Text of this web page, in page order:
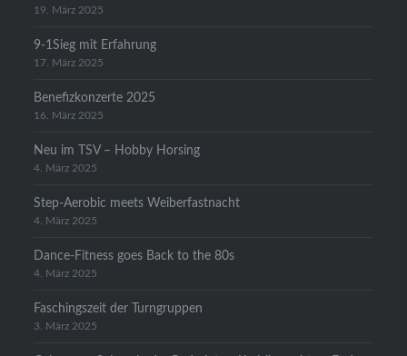
19. März 2025
9-1Sieg mit Erfahrung
17. März 2025
Benefizkonzerte 2025
16. März 2025
Neu im TSV – Hobby Horsing
4. März 2025
Step-Aerobic meets Weiberfastnacht
4. März 2025
Dance-Fitness goes Back to the 80s
4. März 2025
Faschingszeit der Turngruppen
3. März 2025